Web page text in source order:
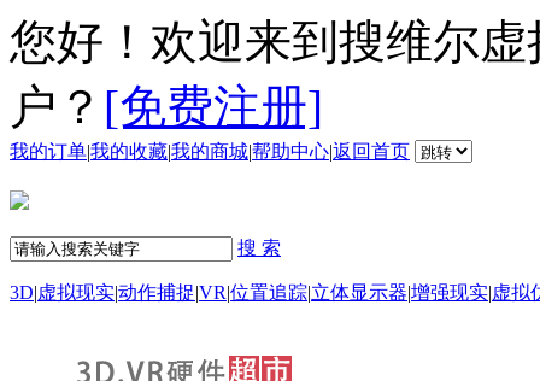
您好！欢迎来到搜维尔
户？ [免费注册]
我的订单|我的收藏|我的商城|帮助中心|返回首页
搜 索
3D|虚拟现实|动作捕捉|VR|位置追踪|立体显示器|增强现实|虚拟